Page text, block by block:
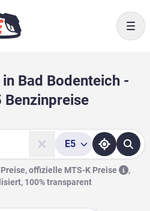
Bad Bodenteich -
Benzinpreise
E5
offizielle MTS-K Preise
,
100% transparent